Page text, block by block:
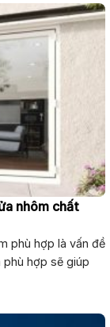
nhôm chất
phù hợp là vấn đề
hợp sẽ giúp